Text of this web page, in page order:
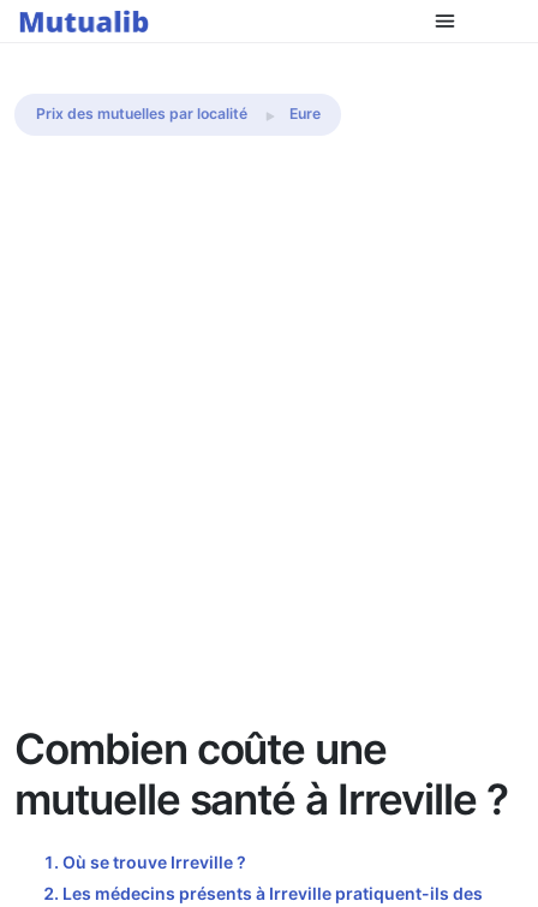
Comparer les mutuelles
Prix des mutuelles par localité Eure
Combien coûte une
mutuelle santé à Irreville ?
Où se trouve Irreville ?
Les médecins présents à Irreville pratiquent-ils des